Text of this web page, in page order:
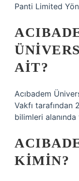
Panti Limited
AIT?
Acıbadem
Vakfı tarafından
bilimleri
KIMIN?